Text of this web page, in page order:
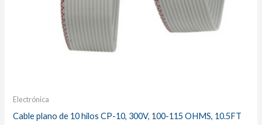
Electrónica
Cable plano de 10 hilos CP-10, 300V, 100-115 OHMS, 10.5FT